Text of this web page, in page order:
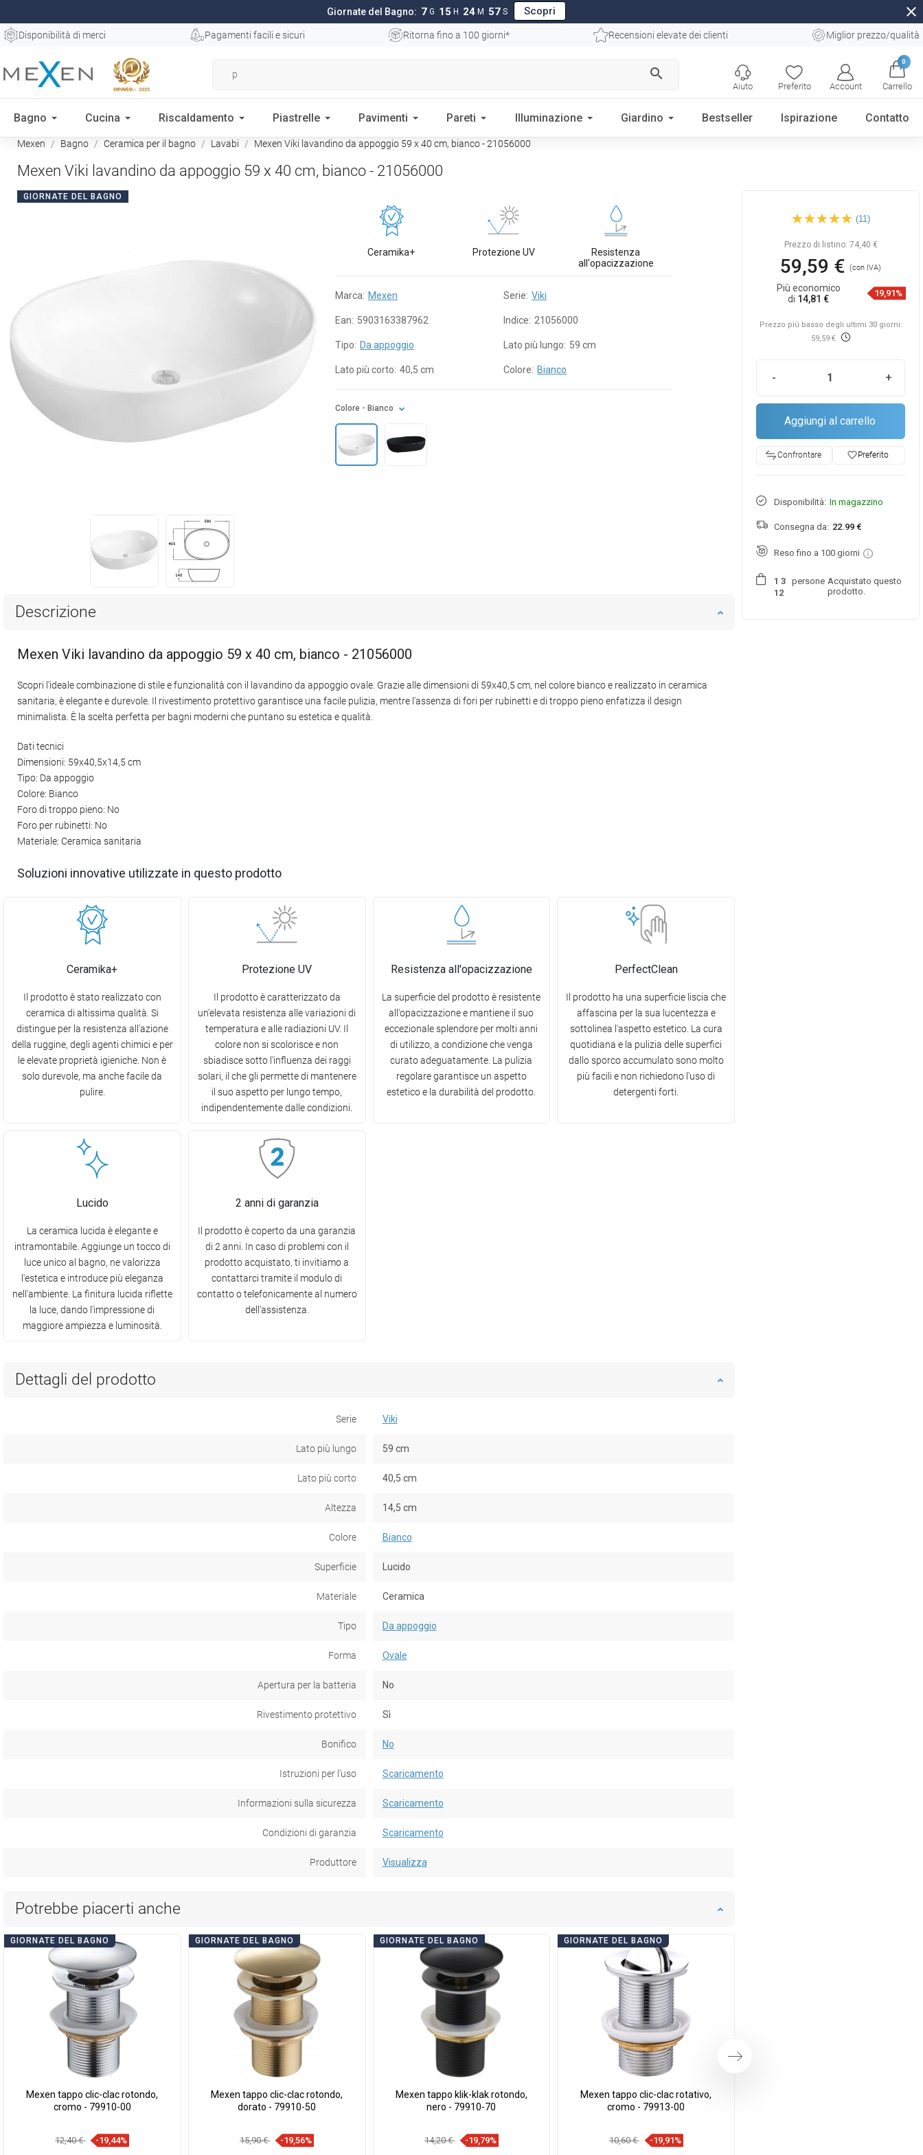
Giornate del Bagno: 7 G 15 H 24 M 56 S Scopri close
Disponibilità di merci Pagamenti facili e sicuri Ritorna fino a 100 giorni* Recensioni elevate dei clienti Miglior prezzo/qualità
search
Preferito Account
0
Carrello
Aiuto
Bagno Cucina Riscaldamento Piastrelle Pavimenti Pareti Illuminazione Giardino Bestseller Ispirazione Contatto
Mexen Bagno Ceramica per il bagno Lavabi Mexen Viki lavandino da appoggio 59 x 40 cm, bianco - 21056000
Mexen Viki lavandino da appoggio 59 x 40 cm, bianco - 21056000
GIORNATE DEL BAGNO
Ceramika+ Protezione UV
Resistenza
all'opacizzazione
Marca: Mexen Serie: Viki
Ean: 5903163387962 Indice: 21056000
Tipo: Da appoggio Lato più lungo: 59 cm
Lato più corto: 40,5 cm Colore: Bianco
Colore - Bianco
Descrizione
Mexen Viki lavandino da appoggio 59 x 40 cm, bianco - 21056000
Scopri l'ideale combinazione di stile e funzionalità con il lavandino da appoggio ovale. Grazie alle dimensioni di 59x40,5 cm, nel colore bianco e realizzato in ceramica
sanitaria, è elegante e durevole. Il rivestimento protettivo garantisce una facile pulizia, mentre l'assenza di fori per rubinetti e di troppo pieno enfatizza il design
minimalista. È la scelta perfetta per bagni moderni che puntano su estetica e qualità.
Dati tecnici
Dimensioni: 59x40,5x14,5 cm
Tipo: Da appoggio
Colore: Bianco
Foro di troppo pieno: No
Foro per rubinetti: No
Materiale: Ceramica sanitaria
Soluzioni innovative utilizzate in questo prodotto
Ceramika+
Il prodotto è stato realizzato con
ceramica di altissima qualità. Si
distingue per la resistenza all'azione
della ruggine, degli agenti chimici e per
le elevate proprietà igieniche. Non è
solo durevole, ma anche facile da
pulire.
Protezione UV
Il prodotto è caratterizzato da
un'elevata resistenza alle variazioni di
temperatura e alle radiazioni UV. Il
colore non si scolorisce e non
sbiadisce sotto l'influenza dei raggi
solari, il che gli permette di mantenere
il suo aspetto per lungo tempo,
indipendentemente dalle condizioni.
Resistenza all'opacizzazione
La superficie del prodotto è resistente
all'opacizzazione e mantiene il suo
eccezionale splendore per molti anni
di utilizzo, a condizione che venga
curato adeguatamente. La pulizia
regolare garantisce un aspetto
estetico e la durabilità del prodotto.
PerfectClean
Il prodotto ha una superficie liscia che
affascina per la sua lucentezza e
sottolinea l'aspetto estetico. La cura
quotidiana e la pulizia delle superfici
dallo sporco accumulato sono molto
più facili e non richiedono l'uso di
detergenti forti.
Lucido
La ceramica lucida è elegante e
intramontabile. Aggiunge un tocco di
luce unico al bagno, ne valorizza
l'estetica e introduce più eleganza
nell'ambiente. La finitura lucida riflette
la luce, dando l'impressione di
maggiore ampiezza e luminosità.
2 anni di garanzia
Il prodotto è coperto da una garanzia
di 2 anni. In caso di problemi con il
prodotto acquistato, ti invitiamo a
contattarci tramite il modulo di
contatto o telefonicamente al numero
dell'assistenza.
Dettagli del prodotto
Serie Viki
Lato più lungo 59 cm
Lato più corto 40,5 cm
Altezza 14,5 cm
Colore Bianco
Superficie Lucido
Materiale Ceramica
Tipo Da appoggio
Forma Ovale
Apertura per la batteria No
Rivestimento protettivo Sì
Bonifico No
Istruzioni per l'uso Scaricamento
Informazioni sulla sicurezza Scaricamento
Condizioni di garanzia Scaricamento
Produttore Visualizza
Potrebbe piacerti anche
GIORNATE DEL BAGNO
Mexen tappo clic-clac rotondo,
cromo - 79910-00
12,40 € -19,44%
GIORNATE DEL BAGNO
Mexen tappo clic-clac rotondo,
dorato - 79910-50
15,90 € -19,56%
GIORNATE DEL BAGNO
Mexen tappo klik-klak rotondo,
nero - 79910-70
14,20 € -19,79%
GIORNATE DEL BAGNO
Mexen tappo clic-clac rotativo,
cromo - 79913-00
10,60 € -19,91%
Successivo
appoggio 59 x 40 cm, bianco
(11)
Prezzo di listino: 74,40 €
59,59 €(con IVA)
Più economico
di 14,81 € 19,91%
Prezzo più basso degli ultimi 30 giorni:
59,59 €
- +
Aggiungi al carrello
Confrontare favorite_borderPreferito
Disponibilità: In magazzino
Consegna da: 22.99 €
Reso fino a 100 giorni
1 3
1 2
persone Acquistato questo
prodotto.